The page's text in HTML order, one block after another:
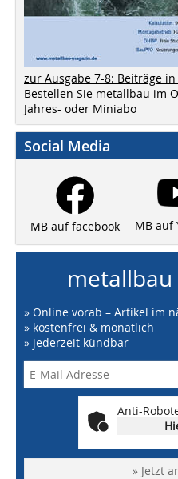
zur Ausgabe 7-8: Beiträge
Bestellen Sie metallbau im
Jahres- oder Miniabo
Social Media
MB auf facebook MB auf
» Online vorab – Artikel im
» kostenfrei & monatlich
» jederzeit kündbar
Anti-
» Jetzt